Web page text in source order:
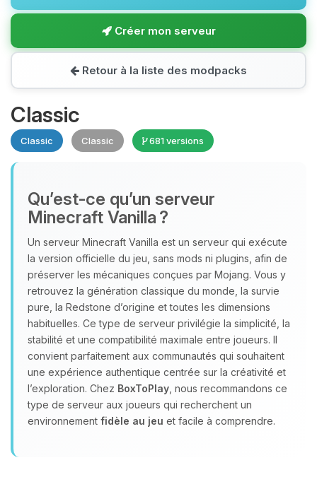
Créer mon serveur
Retour à la liste des modpacks
Classic
Classic Classic 681 versions
Qu’est‑ce qu’un serveur
Minecraft Vanilla ?
Un serveur Minecraft Vanilla est un serveur qui exécute
la version officielle du jeu, sans mods ni plugins, afin de
préserver les mécaniques conçues par Mojang. Vous y
retrouvez la génération classique du monde, la survie
pure, la Redstone d’origine et toutes les dimensions
habituelles. Ce type de serveur privilégie la simplicité, la
stabilité et une compatibilité maximale entre joueurs. Il
convient parfaitement aux communautés qui souhaitent
une expérience authentique centrée sur la créativité et
l’exploration. Chez BoxToPlay , nous recommandons ce
type de serveur aux joueurs qui recherchent un
environnement fidèle au jeu et facile à comprendre.
Youpi, enfin quelqu’un pour me
parler ! Moi c’est Choupy, ton petit
assistant BoxToPlay. Dis-moi ce dont
tu as besoin et je vais remuer mes
petits circuits pour t’aider.
06/08/2026 à 03:36